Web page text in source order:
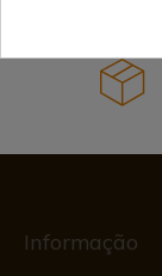
Informação